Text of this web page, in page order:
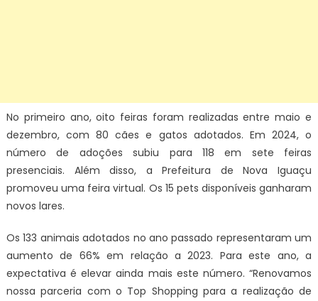
No primeiro ano, oito feiras foram realizadas entre maio e
dezembro, com 80 cães e gatos adotados. Em 2024, o
número de adoções subiu para 118 em sete feiras
presenciais. Além disso, a Prefeitura de Nova Iguaçu
promoveu uma feira virtual. Os 15 pets disponíveis ganharam
novos lares.
Os 133 animais adotados no ano passado representaram um
aumento de 66% em relação a 2023. Para este ano, a
expectativa é elevar ainda mais este número. “Renovamos
nossa parceria com o Top Shopping para a realização de